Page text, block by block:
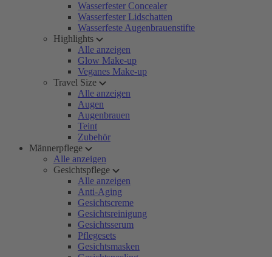
Wasserfester Concealer
Wasserfester Lidschatten
Wasserfeste Augenbrauenstifte
Highlights
Alle anzeigen
Glow Make-up
Veganes Make-up
Travel Size
Alle anzeigen
Augen
Augenbrauen
Teint
Zubehör
Männerpflege
Alle anzeigen
Gesichtspflege
Alle anzeigen
Anti-Aging
Gesichtscreme
Gesichtsreinigung
Gesichtsserum
Pflegesets
Gesichtsmasken